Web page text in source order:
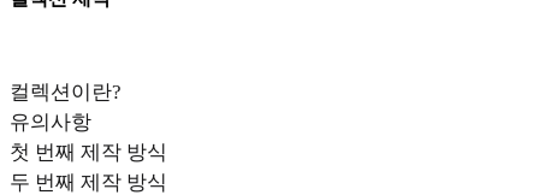
컬렉션이란?
유의사항
첫 번째 제작 방식
두 번째 제작 방식